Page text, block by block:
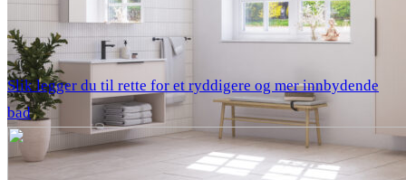
Slik legger du til rette for et ryddigere og mer innbydende
bad